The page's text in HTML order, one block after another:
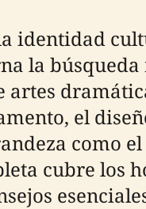
identidad
la búsqueda
artes
el
como
cubre los